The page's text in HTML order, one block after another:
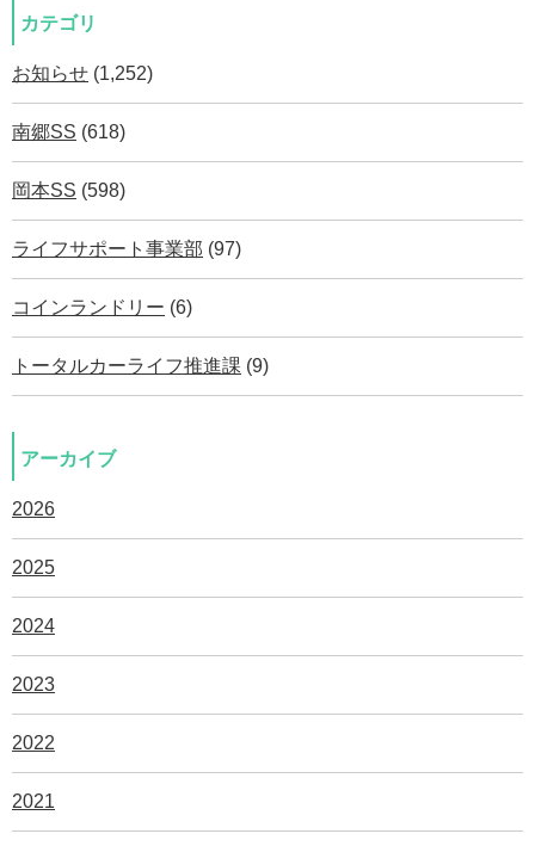
カテゴリ
お知らせ (1,252)
南郷SS (618)
岡本SS (598)
ライフサポート事業部 (97)
コインランドリー (6)
トータルカーライフ推進課 (9)
アーカイブ
2026
2025
2024
2023
2022
2021